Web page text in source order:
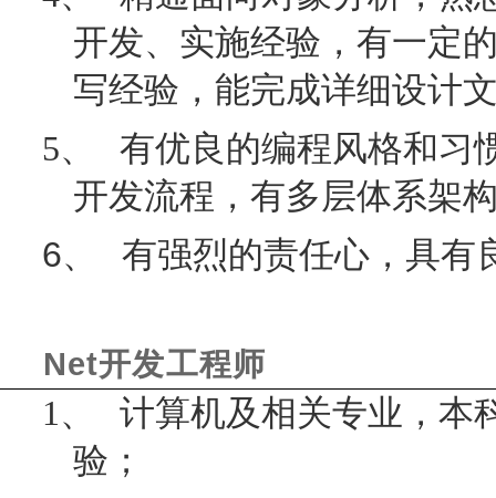
开发、实施经验，有一定
写经验，能完成详细设计
5、
有优良的编程风格和习
开发流程，有多层体系架
6、 有强烈的责任心，具有
Net开发工程师
1、
计算机及相关专业，本
验；